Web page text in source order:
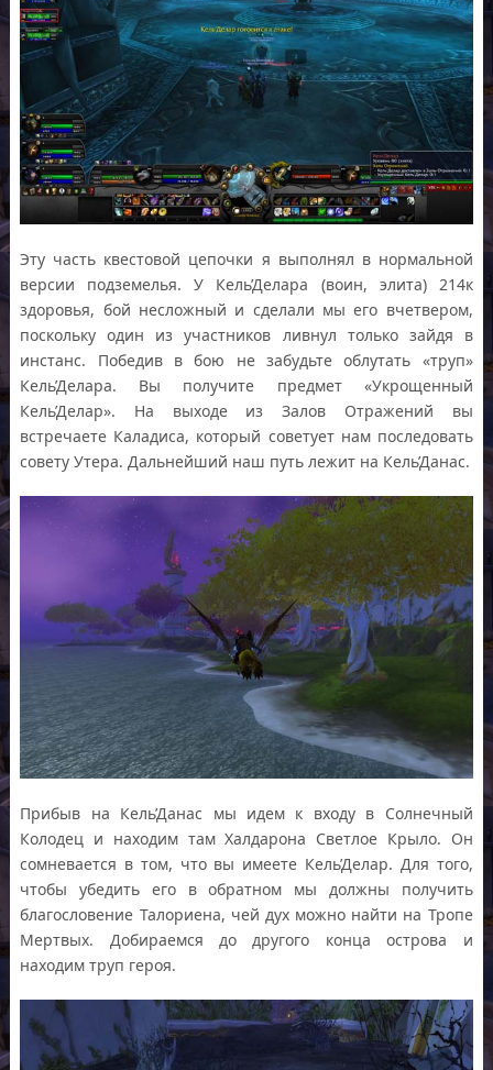
Эту часть квестовой цепочки я выполнял в нормальной
версии подземелья. У Кель’Делара (воин, элита) 214к
здоровья, бой несложный и сделали мы его вчетвером,
поскольку один из участников ливнул только зайдя в
инстанс. Победив в бою не забудьте облутать «труп»
Кель’Делара. Вы получите предмет «Укрощенный
Кель’Делар». На выходе из Залов Отражений вы
встречаете Каладиса, который советует нам последовать
совету Утера. Дальнейший наш путь лежит на Кель’Данас.
Прибыв на Кель’Данас мы идем к входу в Солнечный
Колодец и находим там Халдарона Светлое Крыло. Он
сомневается в том, что вы имеете Кель’Делар. Для того,
чтобы убедить его в обратном мы должны получить
благословение Талориена, чей дух можно найти на Тропе
Мертвых. Добираемся до другого конца острова и
находим труп героя.